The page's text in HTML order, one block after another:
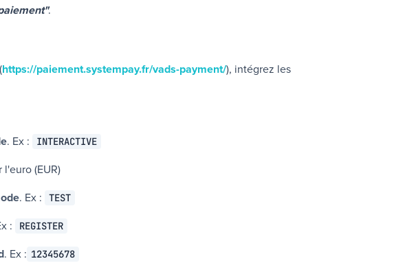
.
https://paiement.systempay.fr/vads-payment/), intégrez les
. Ex : INTERACTIVE
l'euro (EUR)
. Ex : TEST
: REGISTER
. Ex : 12345678